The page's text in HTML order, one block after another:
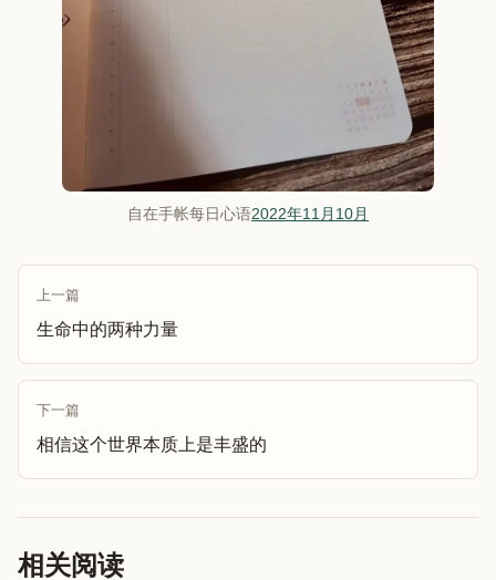
自在手帐每日心语2022年11月10月
上一篇
生命中的两种力量
下一篇
相信这个世界本质上是丰盛的
相关阅读